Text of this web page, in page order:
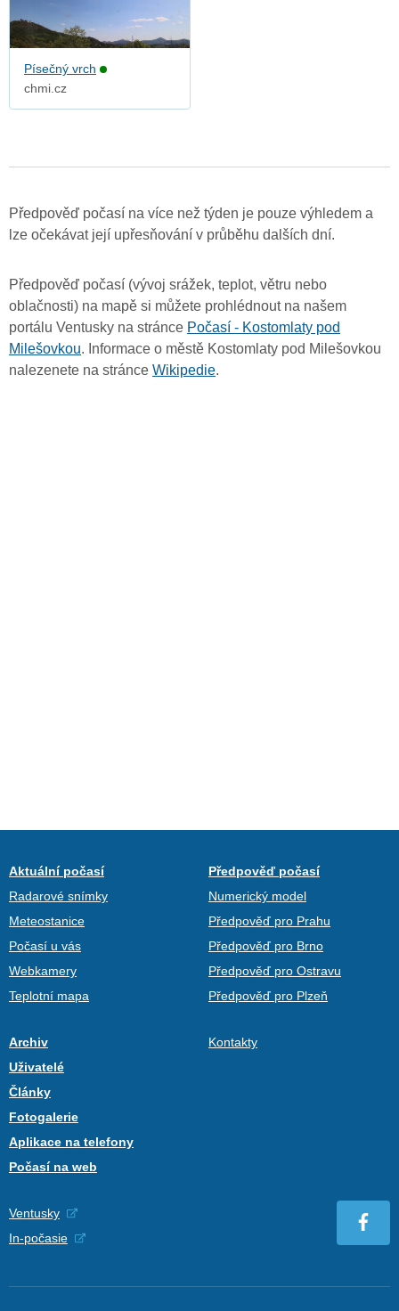
Písečný vrch
chmi.cz
Předpověď počasí na více než týden je pouze výhledem a
lze očekávat její upřesňování v průběhu dalších dní.
Předpověď počasí (vývoj srážek, teplot, větru nebo
oblačnosti) na mapě si můžete prohlédnout na našem
portálu Ventusky na stránce Počasí - Kostomlaty pod
Milešovkou. Informace o městě Kostomlaty pod Milešovkou
nalezenete na stránce Wikipedie.
Aktuální počasí
Radarové snímky
Meteostanice
Počasí u vás
Webkamery
Teplotní mapa
Předpověď počasí
Numerický model
Předpověď pro Prahu
Předpověď pro Brno
Předpověď pro Ostravu
Předpověď pro Plzeň
Archiv
Uživatelé
Články
Fotogalerie
Aplikace na telefony
Počasí na web
Kontakty
Ventusky
In-počasie